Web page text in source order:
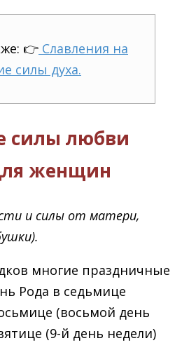
👉 Славления на
силы духа.
силы любви
женщин
и силы от матери,
многие праздничные
Рода в седьмице
(восьмой день
(9-й день недели)